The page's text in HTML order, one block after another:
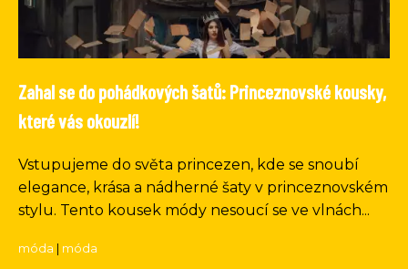
Zahal se do pohádkových šatů: Princeznovské kousky,
které vás okouzlí!
Vstupujeme do světa princezen, kde se snoubí
elegance, krása a nádherné šaty v princeznovském
stylu. Tento kousek módy nesoucí se ve vlnách...
móda móda